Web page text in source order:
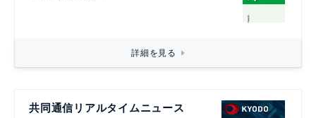
詳細を見る
共同通信リアルタイムニュース